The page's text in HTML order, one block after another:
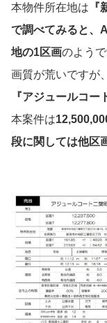
本物件所在地は
で調べてみると、
地の1区画のようで
画質が荒いですが、
『アジュールコ
本案件は
段に関しては他区